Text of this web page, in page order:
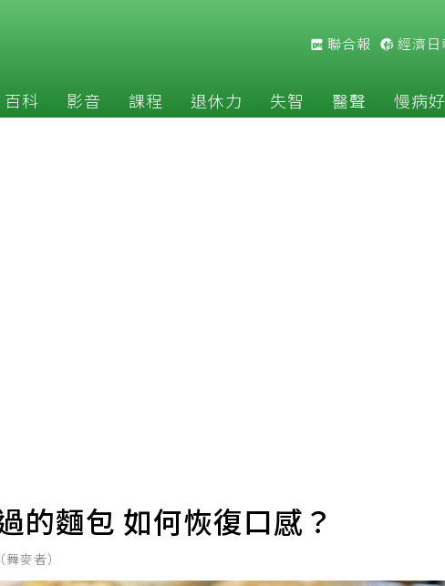
聯合報 經濟日
百科 影音 課程 退休力 失智 醫聲 慢病
的麵包 如何恢復口感？
麥者）